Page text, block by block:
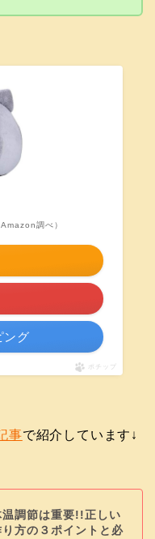
調べ）
ング
ポチップ
事で紹介しています↓
温調節は重要!!正しい
方の３ポイントと必